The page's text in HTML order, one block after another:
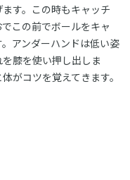
す。この時もキャッチ
この前でボールをキャ
アンダーハンドは低い姿
膝を使い押し出しま
がコツを覚えてきます。